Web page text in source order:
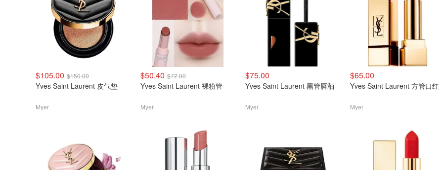
$105.00 $150.00
Yves Saint Laurent 皮气垫
Myer
$50.40 $72.00
Yves Saint Laurent 裸粉管
Myer
$75.00
Yves Saint Laurent 黑管唇釉
Myer
$65.00
Yves Saint Laurent 方管口红
Myer